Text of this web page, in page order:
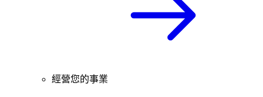
經營您的事業